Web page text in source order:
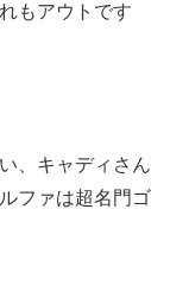
もアウトです
、キャディさん
ファは超名門ゴ